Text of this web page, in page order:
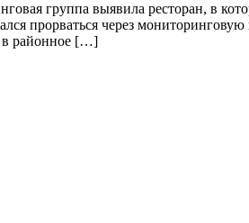
группа выявила ресторан, в
прорваться через
в районное […]